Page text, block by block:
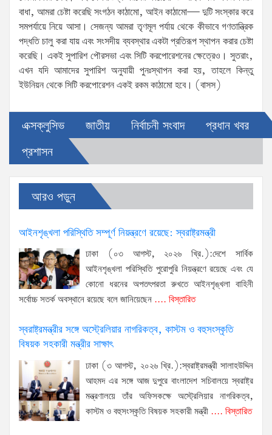
বাধা, আমরা চেষ্টা করেছি সংগঠন কাঠামো, আইন কাঠামো— দুটি সংস্কার করে
সমপর্যায়ে নিয়ে আসা। সেজন্য আমরা তৃণমূল পর্যায় থেকে কীভাবে গণতান্ত্রিক
পদ্ধতি চালু করা যায় এবং সংসদীয় ব্যবস্থার একটা প্রতিরূপ স্থাপন করার চেষ্টা
করেছি। একই সুপারিশ পৌরসভা এবং সিটি করপোরেশনের ক্ষেত্রেও। সুতরাং,
এখন যদি আমাদের সুপারিশ অনুযায়ী পুনঃস্থাপন করা হয়, তাহলে কিন্তু
ইউনিয়ন থেকে সিটি করপোরেশন একই রকম কাঠামো হবে। (বাসস)
এক্সক্লুসিভ জাতীয় নির্বাচনী সংবাদ
প্রধান খবর
প্রশাসন
আরও পড়ুন
আইনশৃঙ্খলা পরিস্থিতি সম্পূর্ণ নিয়ন্ত্রণে রয়েছে: স্বরাষ্ট্রমন্ত্রী
ঢাকা (০৩ আগস্ট, ২০২৬ খ্রি.):দেশে সার্বিক
আইনশৃঙ্খলা পরিস্থিতি পুরোপুরি নিয়ন্ত্রণে রয়েছে এবং যে
কোনো ধরনের অপতৎপরতা রুখতে আইনশৃঙ্খলা বাহিনী
সর্বোচ্চ সতর্ক অবস্থানে রয়েছে বলে জানিয়েছেন .... বিস্তারিত
স্বরাষ্ট্রমন্ত্রীর সঙ্গে অস্ট্রেলিয়ার নাগরিকত্ব, কাস্টম ও বহুসংস্কৃতি
বিষয়ক সহকারী মন্ত্রীর সাক্ষাৎ
ঢাকা (৩ আগস্ট, ২০২৬ খ্রি.):স্বরাষ্ট্রমন্ত্রী সালাহউদ্দিন
আহমদ এর সঙ্গে আজ দুপুরে বাংলাদেশ সচিবালয়ে স্বরাষ্ট্র
মন্ত্রণালয়ে তাঁর অফিসকক্ষে অস্ট্রেলিয়ার নাগরিকত্ব,
কাস্টম ও বহুসংস্কৃতি বিষয়ক সহকারী মন্ত্রী .... বিস্তারিত